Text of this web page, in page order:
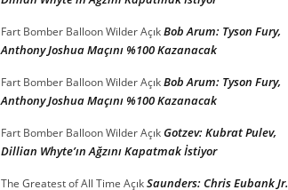
Fart Bomber Balloon WilderAçıkBob Arum: Tyson Fury,
Anthony Joshua Maçını %100 Kazanacak
Fart Bomber Balloon WilderAçıkBob Arum: Tyson Fury,
Anthony Joshua Maçını %100 Kazanacak
Fart Bomber Balloon WilderAçıkGotzev: Kubrat Pulev,
Dillian Whyte’ın Ağzını Kapatmak İstiyor
The Greatest of All Time AçıkSaunders: Chris Eubank Jr.